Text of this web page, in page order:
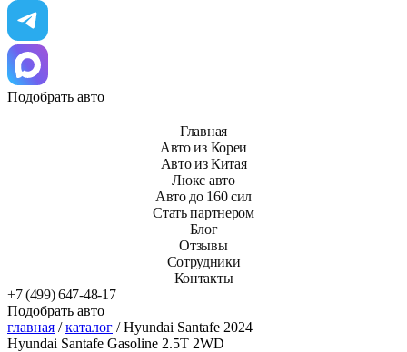
Подобрать авто
Главная
Авто из Кореи
Авто из Китая
Люкс авто
Авто до 160 сил
Стать партнером
Блог
Отзывы
Сотрудники
Контакты
+7 (499) 647-48-17
Подобрать авто
главная / каталог / Hyundai Santafe 2024
Hyundai Santafe Gasoline 2.5T 2WD